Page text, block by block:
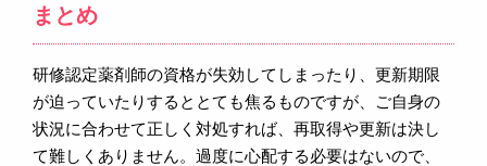
まとめ
研修認定薬剤師の資格が失効してしまったり、更新期限
が迫っていたりするととても焦るものですが、ご自身の
状況に合わせて正しく対処すれば、再取得や更新は決し
て難しくありません。過度に心配する必要はないので、